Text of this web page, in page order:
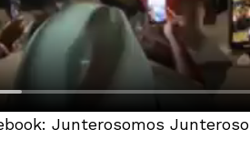
Junterosomos